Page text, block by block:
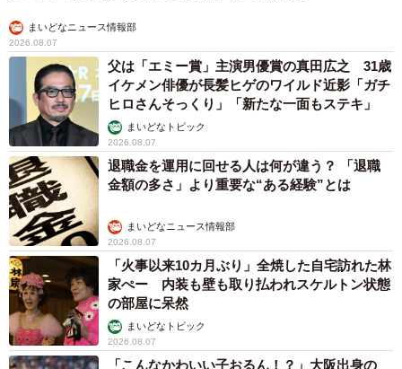
まいどなニュース情報部
2026.08.07
父は「エミー賞」主演男優賞の真田広之 31歳
イケメン俳優が長髪ヒゲのワイルド近影「ガチ
ヒロさんそっくり」「新たな一面もステキ」
まいどなトピック
2026.08.07
退職金を運用に回せる人は何が違う？ 「退職
金額の多さ」より重要な“ある経験”とは
まいどなニュース情報部
2026.08.07
「火事以来10カ月ぶり」全焼した自宅訪れた林
家ぺー 内装も壁も取り払われスケルトン状態
の部屋に呆然
まいどなトピック
2026.08.07
「こんなかわいい子おるん！？」大阪出身の